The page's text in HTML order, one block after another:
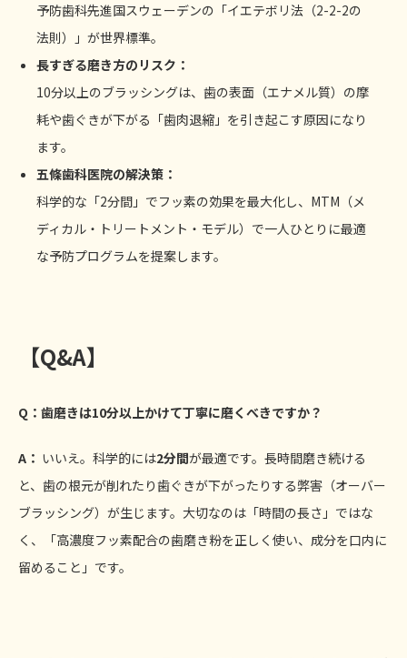
予防歯科先進国スウェーデンの「イエテボリ法（2-2-2の
法則）」が世界標準。
長すぎる磨き方のリスク：
10分以上のブラッシングは、歯の表面（エナメル質）の摩
耗や歯ぐきが下がる「歯肉退縮」を引き起こす原因になり
ます。
五條歯科医院の解決策：
科学的な「2分間」でフッ素の効果を最大化し、MTM（メ
ディカル・トリートメント・モデル）で一人ひとりに最適
な予防プログラムを提案します。
【Q&A】
Q ：歯磨きは10分以上かけて丁寧に磨くべきですか？
A ： いいえ。科学的には2分間が最適です。長時間磨き続ける
と、歯の根元が削れたり歯ぐきが下がったりする弊害（オーバー
ブラッシング）が生じます。大切なのは「時間の長さ」ではな
く、「高濃度フッ素配合の歯磨き粉を正しく使い、成分を口内に
留めること」です。